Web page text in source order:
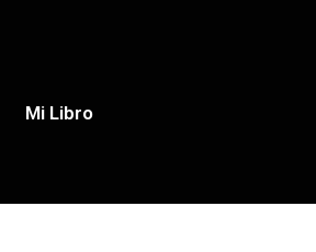
Mi Libro